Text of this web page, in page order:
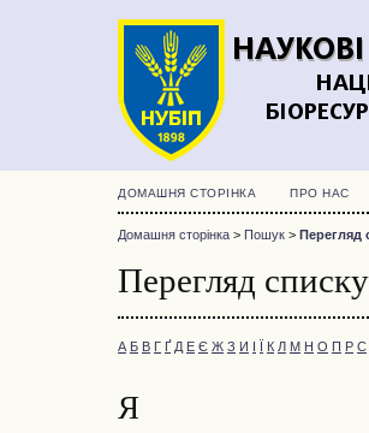
ДОМАШНЯ СТОРІНКА ПРО НАС
Домашня сторінка > Пошук > Перегляд
Перегляд
А Б В Г Ґ Д Е Є Ж З И І Ї К Л М Н О П Р С
Я